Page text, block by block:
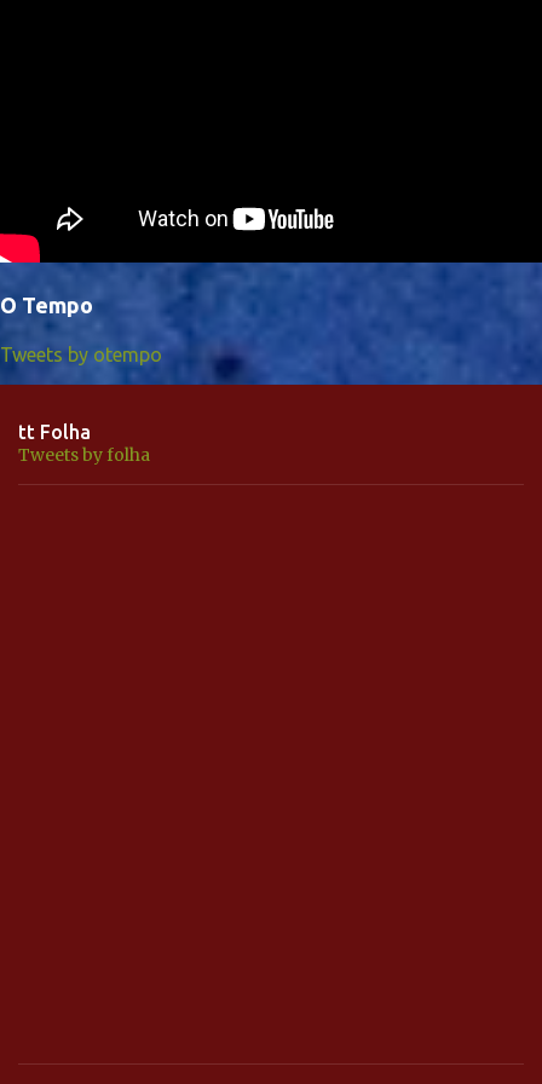
O Tempo
Tweets by otempo
tt Folha
Tweets by folha